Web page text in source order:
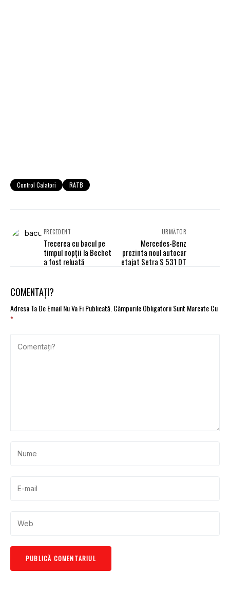
Control Calatori RATB
PRECEDENT
Trecerea cu bacul pe
timpul nopţii la Bechet
a fost reluată
URMĂTOR
Mercedes-Benz
prezinta noul autocar
etajat Setra S 531 DT
COMENTAȚI?
Adresa Ta De Email Nu Va Fi Publicată.Câmpurile Obligatorii Sunt Marcate Cu
*